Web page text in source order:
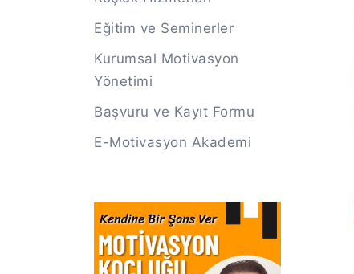
Eğitim ve Seminerler
Kurumsal Motivasyon
Yönetimi
Başvuru ve Kayıt Formu
E-Motivasyon Akademi